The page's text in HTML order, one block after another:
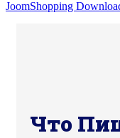
JoomShopping
Что